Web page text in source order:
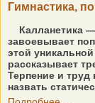
Гимнастика,
Калланетика
завоевывает
этой
рассказывает
Терпение и
назвать